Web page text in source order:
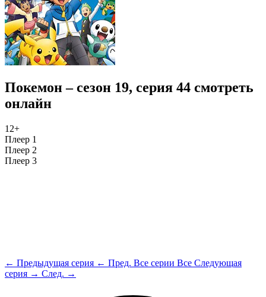
Покемон – сезон 19, серия 44 смотреть
онлайн
12+
Плеер 1
Плеер 2
Плеер 3
← Предыдущая серия ← Пред. Все серии Все Следующая
серия → След. →